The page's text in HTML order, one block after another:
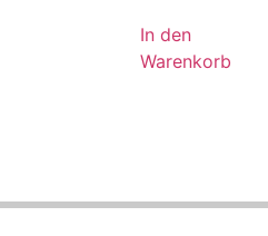
In den
Warenkorb